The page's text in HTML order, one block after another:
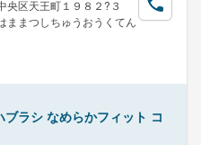
央区天王町１９８２?３
ままつしちゅうおうくてん
ラシ なめらかフィット コ